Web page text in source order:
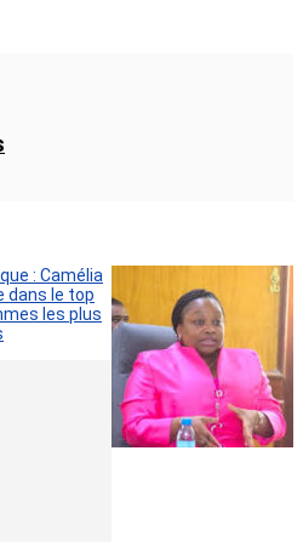
: Camélia
dans le top
les plus